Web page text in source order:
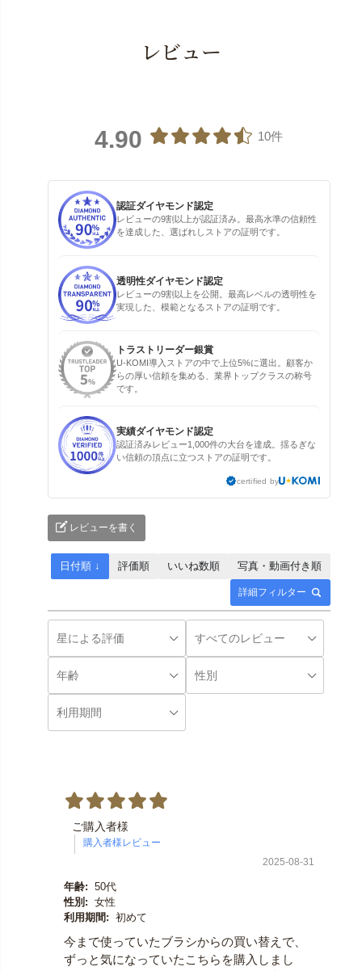
レビュー
4.90 10件
認証ダイヤモンド認定
レビューの9割以上が認証済み。最高水準の信頼性
を達成した、選ばれしストアの証明です。
透明性ダイヤモンド認定
レビューの9割以上を公開。最高レベルの透明性を
実現した、模範となるストアの証明です。
トラストリーダー銀賞
U-KOMI導入ストアの中で上位5%に選出。顧客か
らの厚い信頼を集める、業界トップクラスの称号
です。
実績ダイヤモンド認定
認証済みレビュー1,000件の大台を達成。揺るぎな
い信頼の頂点に立つストアの証明です。
certified by
レビューを書く
詳細フィルター
日付順 ↓ 評価順 いいね数順 写真・動画付き順
ご購入者様
2025-08-31
年齢: 50代
性別: 女性
利用期間: 初めて
今まで使っていたブラシからの買い替えで、
ずっと気になっていたこちらを購入しまし